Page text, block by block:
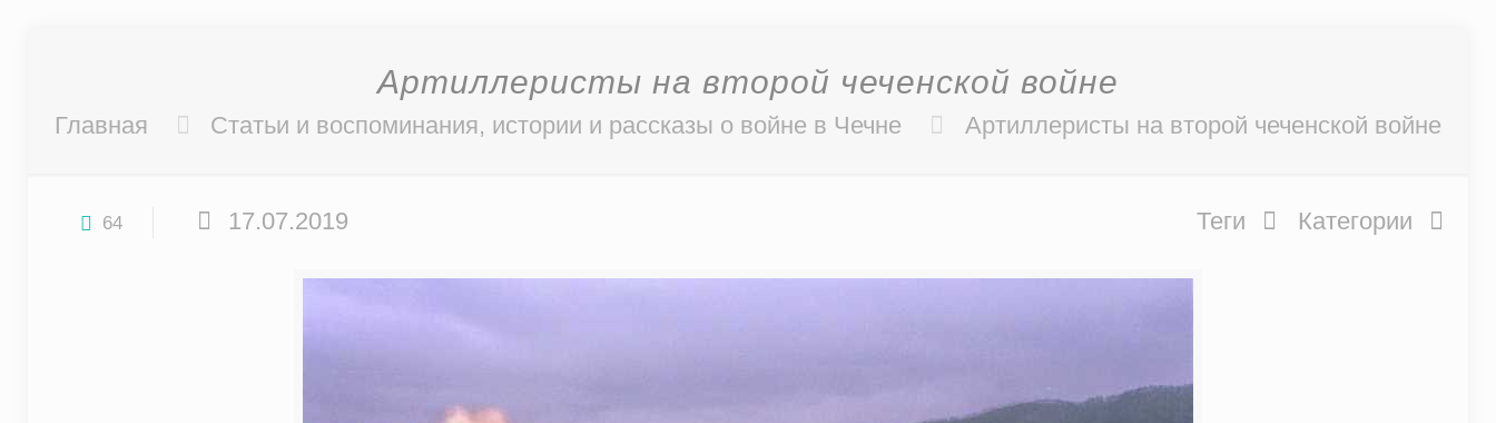
Артиллеристы на второй чеченской войне
Главная Статьи и воспоминания, истории и рассказы о войне в Чечне Артиллеристы на второй чеченской войне
64 17.07.2019 Категории
Теги